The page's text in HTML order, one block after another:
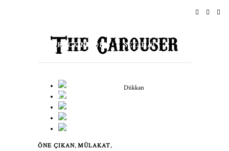
ROCK N ROLL SEYAHAT
ETKINLIKLER
Dükkan
ÖNE ÇIKAN, MÜLAKAT,